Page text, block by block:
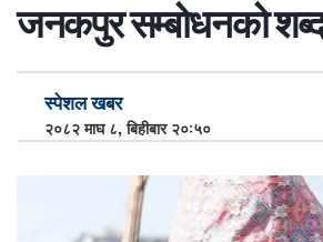
जनकपुर सम्बोधनको
स्पेशल खबर
२०८२ माघ ८, बिहीबार २०:५०